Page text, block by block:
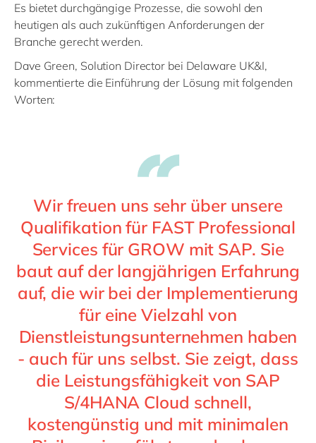
Es bietet durchgängige Prozesse, die sowohl den
heutigen als auch zukünftigen Anforderungen der
Branche gerecht werden.
Dave Green, Solution Director bei Delaware UK&I,
kommentierte die Einführung der Lösung mit folgenden
Worten:
Wir freuen uns sehr über unsere
Qualifikation für FAST Professional
Services für GROW mit SAP. Sie
baut auf der langjährigen Erfahrung
auf, die wir bei der Implementierung
für eine Vielzahl von
Dienstleistungsunternehmen haben
- auch für uns selbst. Sie zeigt, dass
die Leistungsfähigkeit von SAP
S/4HANA Cloud schnell,
kostengünstig und mit minimalen